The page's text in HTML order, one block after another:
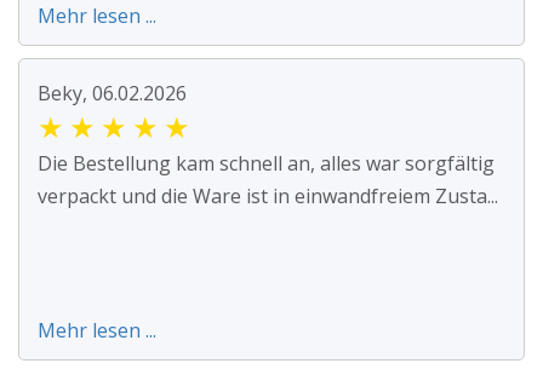
Mehr lesen ...
Beky, 06.02.2026
★ ★ ★ ★ ★
Die Bestellung kam schnell an, alles war sorgfältig
verpackt und die Ware ist in einwandfreiem Zusta...
Mehr lesen ...